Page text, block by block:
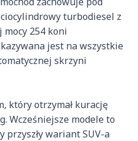
turbodiesel z
mocy 254 koni
jest na wszystkie
skrzyni
który otrzymał kurację
Wcześniejsze modele to
przyszły wariant SUV-a